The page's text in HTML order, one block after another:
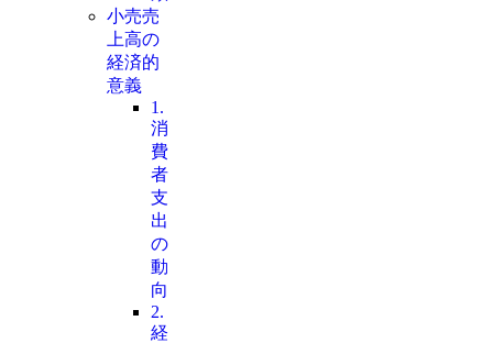
小売売
上高の
経済的
意義
1.
消
費
者
支
出
の
動
向
2.
経